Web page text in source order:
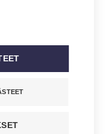
jatkui